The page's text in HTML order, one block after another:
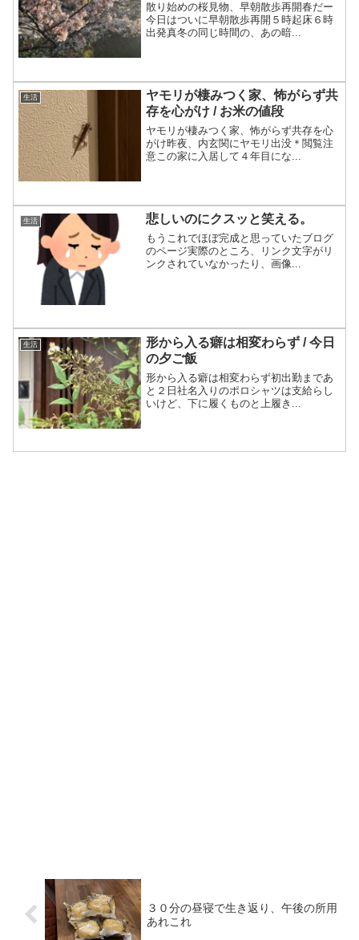
散り始めの桜見物、早朝散歩再開春だー
今日はついに早朝散歩再開５時起床６時
出発真冬の同じ時間の、あの暗...
生活
ヤモリが棲みつく家、怖がらず共
存を心がけ / お米の値段
ヤモリが棲みつく家、怖がらず共存を心
がけ昨夜、内玄関にヤモリ出没＊閲覧注
意この家に入居して４年目にな...
生活 悲しいのにクスッと笑える。
もうこれでほぼ完成と思っていたブログ
のページ実際のところ、リンク文字がリ
ンクされていなかったり、画像...
生活
形から入る癖は相変わらず / 今日
の夕ご飯
形から入る癖は相変わらず初出勤まであ
と２日社名入りのポロシャツは支給らし
いけど、下に履くものと上履き...
３０分の昼寝で生き返り、午後の所用
あれこれ